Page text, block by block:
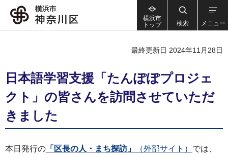
横浜市
トップ
検索 メニュー
最終更新日 2024年11月28日
日本語学習支援「たんぽぽプロジェ
クト」の皆さんを訪問させていただ
きました
本日発行の 「区長の人・まち探訪」 （外部サイト） では、